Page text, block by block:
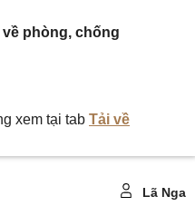
phòng, chống
xem tại tab Tải về
Lã Nga